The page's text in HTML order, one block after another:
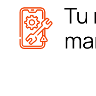
Tu